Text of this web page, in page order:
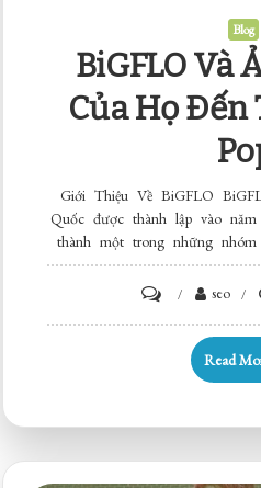
Blog
BiGFLO Và
Của Họ Đến
Giới Thiệu Về BiGFLO
Quốc được thành lập vào
thành một trong những
BiGFLO
seo
Read